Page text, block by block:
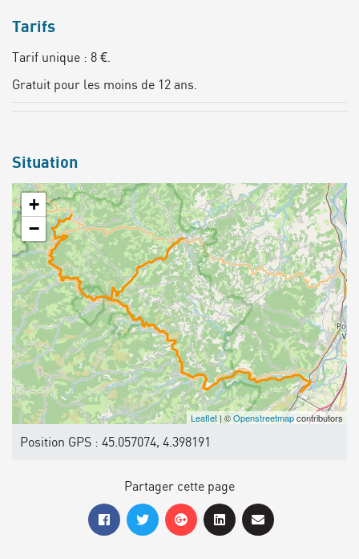
Tarifs
Tarif unique : 8 €.
Gratuit pour les moins de 12 ans.
Situation
+
−
Leaflet | ©Openstreetmapcontributors
Position GPS : 45.057074, 4.398191
Partager cette page